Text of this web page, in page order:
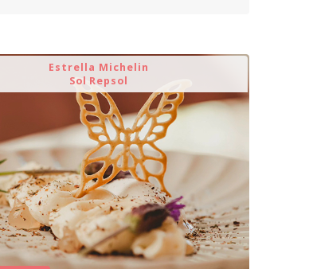
Estrella Michelin
Sol Repsol